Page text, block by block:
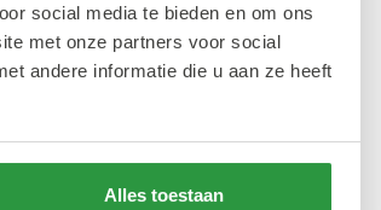
social media te bieden en om ons
met onze partners voor social
andere informatie die u aan ze heeft
Alles toestaan
zijn stad en kan als
tot en met 16:00 uur.